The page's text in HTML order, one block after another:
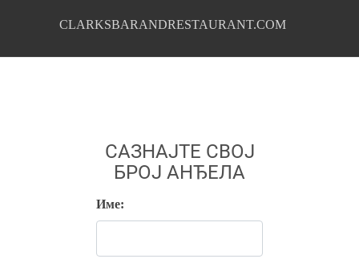
CLARKSBARANDRESTAURANT.COM
САЗНАЈТЕ СВОЈ
БРОЈ АНЂЕЛА
Име: